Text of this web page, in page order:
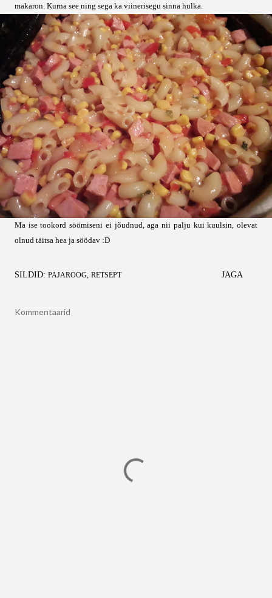
makaron. Kurna see ning sega ka viinerisegu sinna hulka.
Ma ise tookord söömiseni ei jõudnud, aga nii palju kui kuulsin, olevat
olnud täitsa hea ja söödav :D
SILDID: PAJAROOG RETSEPT JAGA
Kommentaarid